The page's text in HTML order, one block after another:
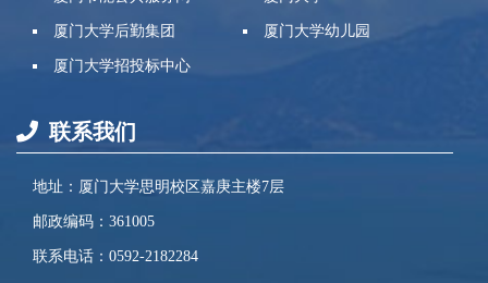
厦门大学后勤集团 厦门大学幼儿园
厦门大学招投标中心
联系我们
地址：厦门大学思明校区嘉庚主楼7层
邮政编码：361005
联系电话：0592-2182284